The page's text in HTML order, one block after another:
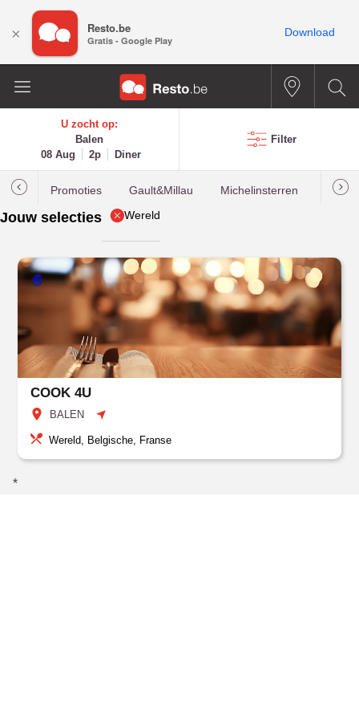
U zocht op:
Balen
08 Aug
2p Diner
Filter
Promoties Gault&Millau Michelinsterren
Jouw selecties Wereld
COOK 4U
BALEN
Wereld, Belgische, Franse
*
× Resto.be
Gratis - Google Play
Download